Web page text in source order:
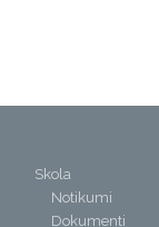
Skola
Notikumi
Dokumenti